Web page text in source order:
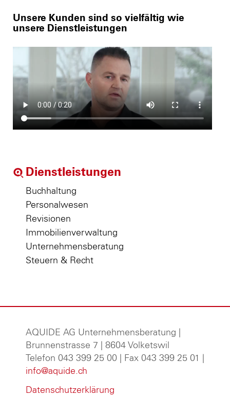
Unsere Kunden sind so vielfältig wie
unsere Dienstleistungen
Dienstleistungen
Buchhaltung
Personalwesen
Revisionen
Immobilienverwaltung
Unternehmensberatung
Steuern & Recht
AQUIDE AG Unternehmensberatung
Brunnenstrasse 7 | 8604 Volketswil
Telefon 043 399 25 00 | Fax 043 399 25 01 |
info@aquide.ch
Datenschutzerklärung